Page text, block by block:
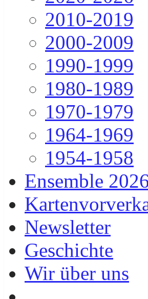
2010-2019
2000-2009
1990-1999
1980-1989
1970-1979
1964-1969
1954-1958
Ensemble
Newsletter
Geschichte
Wir über uns